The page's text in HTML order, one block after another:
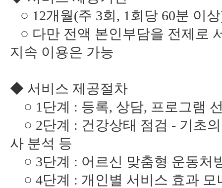
○ 12개월(주 3회, 1회당 60분 이
○ 다만 전액 본인부담을 전제로
지속 이용은 가능
◆ 서비스 제공절차
○ 1단계 : 등록, 상담, 프로그램
○ 2단계 : 건강상태 점검 - 기초
사 분석 등
○ 3단계 : 어르신 맞춤형 운동처
○ 4단계 : 개인별 서비스 효과 모